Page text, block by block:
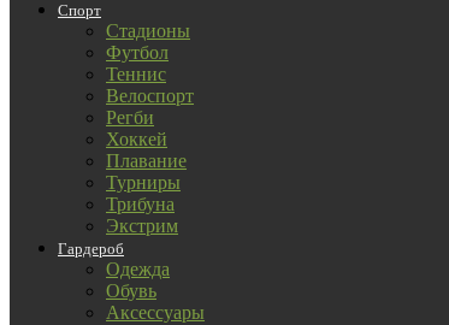
Спорт
Стадионы
Футбол
Теннис
Велоспорт
Регби
Хоккей
Плавание
Турниры
Трибуна
Экстрим
Гардероб
Одежда
Обувь
Аксессуары